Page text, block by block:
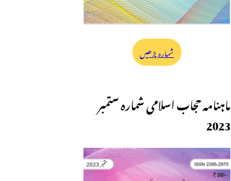
شمارہ پڑھیں
ماہنامہ حجاب اسلامی شمارہ ستمبر
2023